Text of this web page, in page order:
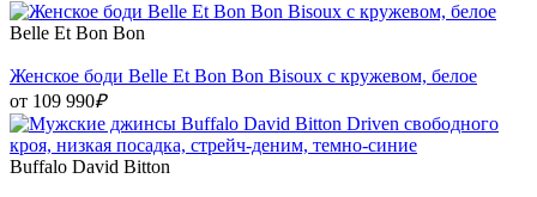
Belle Et Bon Bon
Женское боди Belle Et Bon Bon Bisoux с кружевом, белое
от 109 990₽
Buffalo David Bitton